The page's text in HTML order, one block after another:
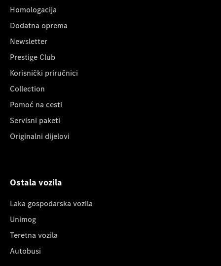
Homologacija
Dodatna oprema
Newsletter
Prestige Club
Korisnički priručnici
Collection
Pomoć na cesti
Servisni paketi
Originalni dijelovi
Ostala vozila
Laka gospodarska vozila
Unimog
Teretna vozila
Autobusi